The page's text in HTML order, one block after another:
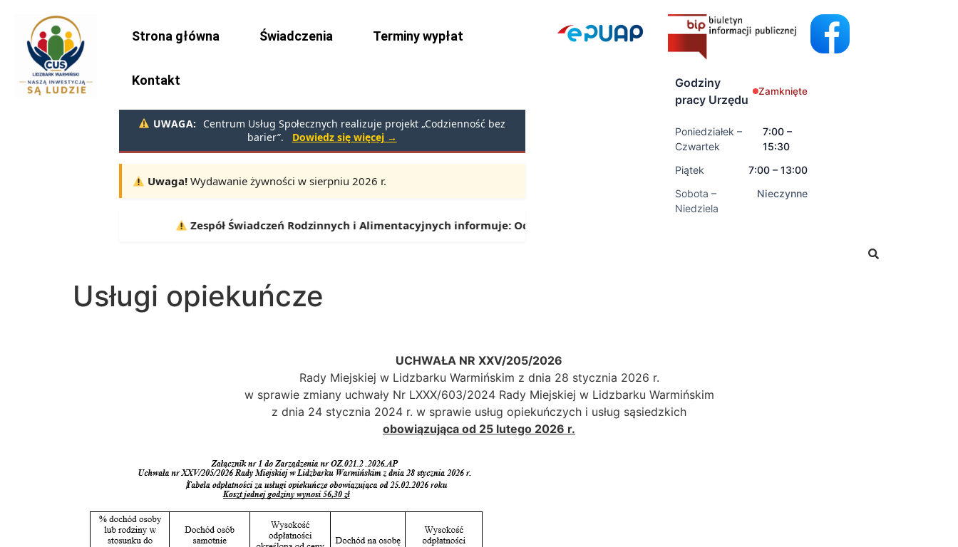
Strona główna Świadczenia Terminy wypłat
Kontakt
UWAGA:
Centrum Usług Społecznych realizuje projekt „Codzienność bez
barier”.
Dowiedz się więcej →
Uwaga!Wydawanie żywności w sierpniu 2026 r.
10.08, 11.08, 12.08 |
Zespół Świadczeń Rodzinnych i Alimentacyjnych informuje:Od 1 lipca można składać wnioski o świadczenia rodzinne oraz świadczenia z funduszu
Godziny
pracy Urzędu
Zamknięte
Poniedziałek –
Czwartek
7:00 –
15:30
Piątek
7:00 – 13:00
Sobota –
Niedziela
Nieczynne
Usługi opiekuńcze
UCHWAŁA NR XXV/205/2026
Rady Miejskiej w Lidzbarku Warmińskim z dnia 28 stycznia 2026 r.
w sprawie zmiany uchwały Nr LXXX/603/2024 Rady Miejskiej w Lidzbarku Warmińskim
z dnia 24 stycznia 2024 r. w sprawie usług opiekuńczych i usług sąsiedzkich
obowiązująca od 25 lutego 2026 r.